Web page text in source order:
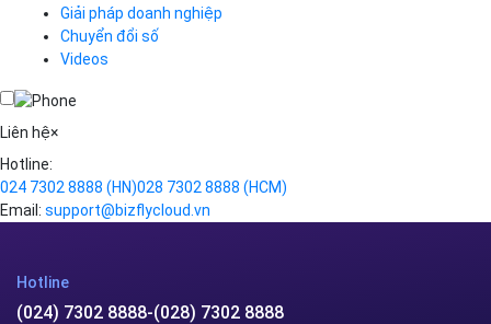
VPN
Traffic Manager
Cloud VPS
Videos
Giải pháp doanh nghiệp
Chuyển đổi số
Videos
Liên hệ×
Hotline:
024 7302 8888 (HN)028 7302 8888 (HCM)
Email: support@bizflycloud.vn
Hotline
(024) 7302 8888-(028) 7302 8888